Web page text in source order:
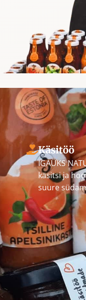
Käsitöö
IGAÜKS
käsitsi ja
suure